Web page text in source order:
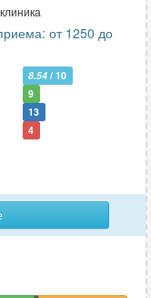
29
от 1250 до
8.54 / 10
9
13
4